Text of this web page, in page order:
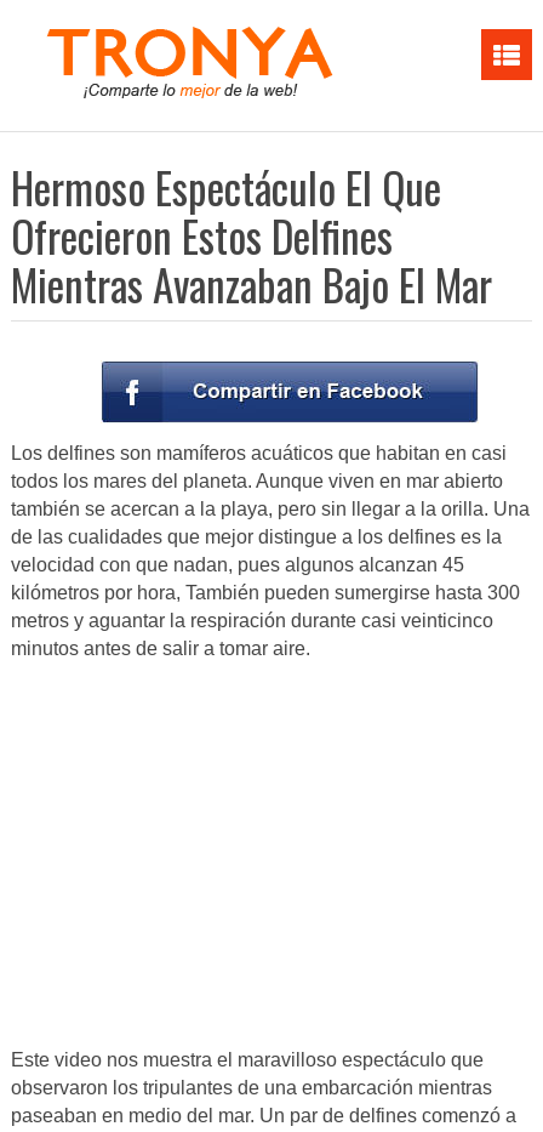
Hermoso Espectáculo El Que
Ofrecieron Estos Delfines
Mientras Avanzaban Bajo El Mar
Los delfines son mamíferos acuáticos que habitan en casi
todos los mares del planeta. Aunque viven en mar abierto
también se acercan a la playa, pero sin llegar a la orilla. Una
de las cualidades que mejor distingue a los delfines es la
velocidad con que nadan, pues algunos alcanzan 45
kilómetros por hora, También pueden sumergirse hasta 300
metros y aguantar la respiración durante casi veinticinco
minutos antes de salir a tomar aire.
Este video nos muestra el maravilloso espectáculo que
observaron los tripulantes de una embarcación mientras
paseaban en medio del mar. Un par de delfines comenzó a